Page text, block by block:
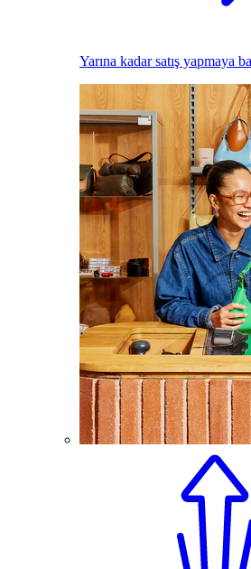
Yarına kadar satış yapmaya